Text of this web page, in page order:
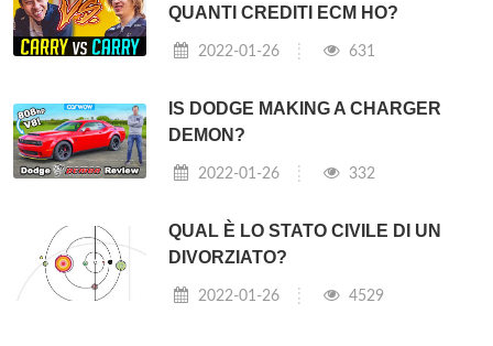
QUANTI CREDITI ECM HO?
2022-01-26 631
IS DODGE MAKING A CHARGER
DEMON?
2022-01-26 332
QUAL È LO STATO CIVILE DI UN
DIVORZIATO?
2022-01-26 4529